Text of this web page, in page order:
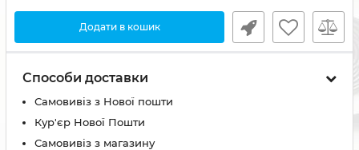
Додати в кошик
Способи доставки
Самовивіз з Нової пошти
Кур'єр Нової Пошти
Самовивіз з магазину